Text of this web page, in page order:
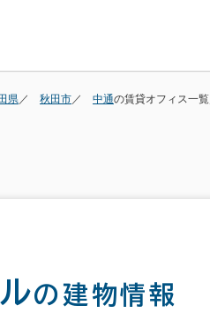
県 秋田市 中通の賃貸オフィス一覧
の建物情報